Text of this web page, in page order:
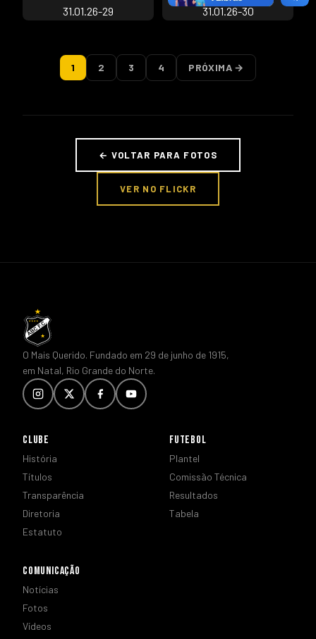
1 2 3 4 PRÓXIMA →
← VOLTAR PARA FOTOS
VER NO FLICKR
O Mais Querido. Fundado em 29 de junho de 1915,
em Natal, Rio Grande do Norte.
CLUBE
História
Títulos
Transparência
Diretoria
Estatuto
FUTEBOL
Plantel
Comissão Técnica
Resultados
Tabela
COMUNICAÇÃO
Notícias
Fotos
Vídeos